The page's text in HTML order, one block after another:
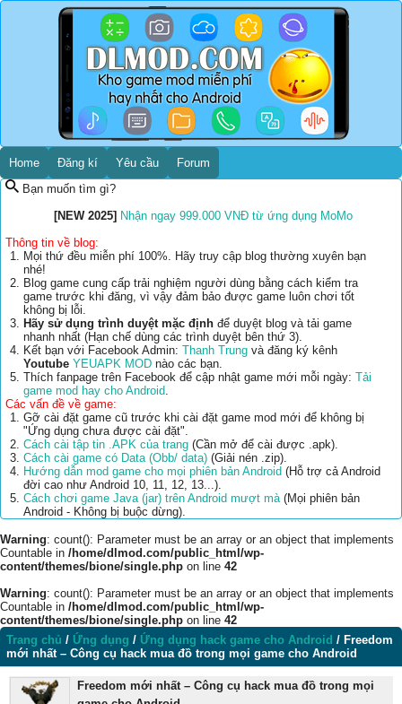
Home Đăng kí Yêu cầu
Forum
Bạn muốn tìm gì?
[NEW 2025] Nhận ngay 999.000 VNĐ từ ứng dụng MoMo
Thông tin về blog:
Mọi thứ đều miễn phí 100%. Hãy truy cập blog thường xuyên bạn
nhé!
Blog game cung cấp trải nghiệm người dùng bằng cách kiểm tra
game trước khi đăng, vì vậy đảm bảo được game luôn chơi tốt
không bị lỗi.
Hãy sử dụng trình duyệt mặc định để duyệt blog và tải game
nhanh nhất (Hạn chế dùng các trình duyệt bên thứ 3).
Kết bạn với Facebook Admin: Thanh Trung và đăng ký kênh
Youtube YEUAPK MOD nào các bạn.
Thích fanpage trên Facebook để cập nhật game mới mỗi ngày: Tải
game mod hay cho Android.
Các vấn đề về game:
Gỡ cài đặt game cũ trước khi cài đặt game mod mới để không bị
"Ứng dụng chưa được cài đặt".
Cách cài tập tin .APK của trang (Cần mở để cài được .apk).
Cách cài game có Data (Obb/ data) (Giải nén .zip).
Hướng dẫn mod game cho mọi phiên bản Android (Hỗ trợ cả Android
đời cao như Android 10, 11, 12, 13...).
Cách chơi game Java (jar) trên Android mượt mà(Mọi phiên bản
Android - Không bị buộc dừng).
Warning: count(): Parameter must be an array or an object that implements
Countable in /home/dlmod.com/public_html/wp-
content/themes/bione/single.php on line 42
Warning: count(): Parameter must be an array or an object that implements
Countable in /home/dlmod.com/public_html/wp-
content/themes/bione/single.php on line 42
Trang chủ / Ứng dụng / Ứng dụng hack game cho Android / Freedom
mới nhất – Công cụ hack mua đồ trong mọi game cho Android
Freedom mới nhất – Công cụ hack mua đồ trong mọi